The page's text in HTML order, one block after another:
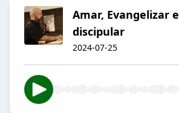
Amar, Evangelizar e
discipular
2024-07-25